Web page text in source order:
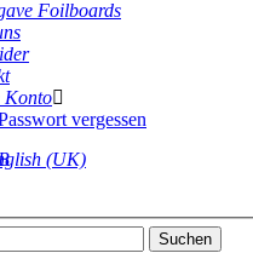
Foilboards
Konto
vergessen
(UK)